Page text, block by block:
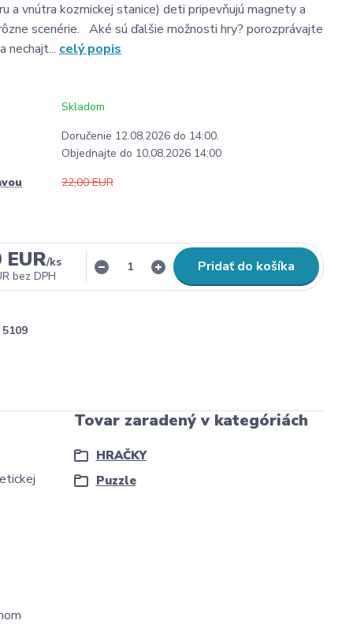
a vnútra kozmickej stanice) deti pripevňujú magnety a
scenérie. Aké sú ďalšie možnosti hry? porozprávajte
nechajt... celý popis
Skladom
Doručenie 12.08.2026 do 14:00.
Objednajte do 10.08.2026 14:00
22,00 EUR
EUR/ks
bez DPH
Pridať do košíka
5109
Tovar zaradený v kategóriách
HRAČKY
Puzzle